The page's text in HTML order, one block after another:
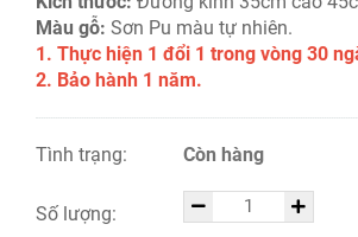
Màu gỗ: Sơn Pu màu tự nhiên.
1. Thực hiện 1 đổi 1 trong vòng 30
2. Bảo hành 1 năm.
Tình trạng: Còn hàng
Số lượng: